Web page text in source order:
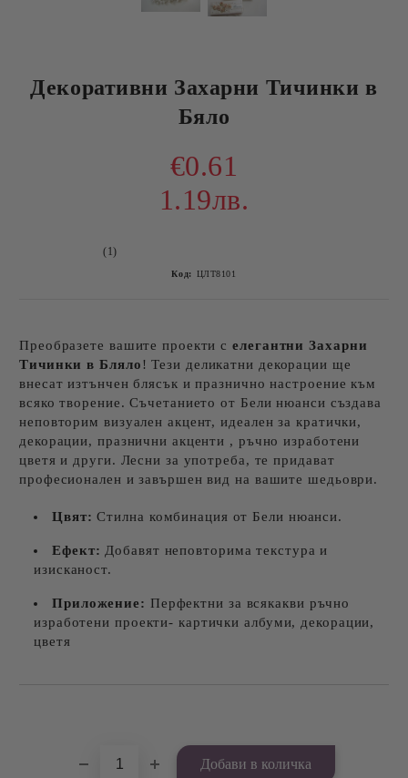
Декоративни Захарни Тичинки в
Бяло
€0.61
1.19лв.
(1)
Код: ЦЛТ8101
Преобразете вашите проекти селегантни Захарни
Тичинкив Бляло! Тези деликатни декорации ще
внесат изтънчен блясък и празнично настроение към
всяко творение. Съчетанието от Бели нюанси създава
неповторим визуален акцент, идеален за кратички,
декорации, празнични акценти , ръчно изработени
цветя и други. Лесни за употреба, те придават
професионален и завършен вид на вашите шедьоври.
Цвят: Стилна комбинация от Бели нюанси.
Ефект: Добавят неповторима текстура и
изисканост.
Приложение: Перфектни за всякакви ръчно
изработени проекти- картички албуми, декорации,
цветя